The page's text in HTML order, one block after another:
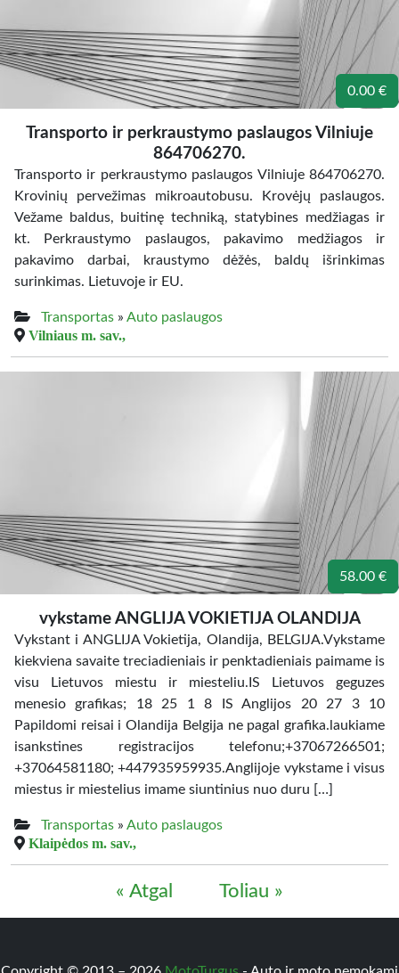
0.00 €
Transporto ir perkraustymo paslaugos Vilniuje
864706270.
Transporto ir perkraustymo paslaugos Vilniuje 864706270.
Krovinių pervežimas mikroautobusu. Krovėjų paslaugos.
Vežame baldus, buitinę techniką, statybines medžiagas ir
kt. Perkraustymo paslaugos, pakavimo medžiagos ir
pakavimo darbai, kraustymo dėžės, baldų išrinkimas
surinkimas. Lietuvoje ir EU.
Transportas » Auto paslaugos
Vilniaus m. sav.,
58.00 €
vykstame ANGLIJA VOKIETIJA OLANDIJA
Vykstant i ANGLIJA Vokietija, Olandija, BELGIJA.Vykstame
kiekviena savaite treciadieniais ir penktadieniais paimame is
visu Lietuvos miestu ir miesteliu.IS Lietuvos geguzes
menesio grafikas; 18 25 1 8 IS Anglijos 20 27 3 10
Papildomi reisai i Olandija Belgija ne pagal grafika.laukiame
isankstines registracijos telefonu;+37067266501;
+37064581180; +447935959935.Anglijoje vykstame i visus
miestus ir miestelius imame siuntinius nuo duru […]
Transportas » Auto paslaugos
Klaipėdos m. sav.,
« Atgal Toliau »